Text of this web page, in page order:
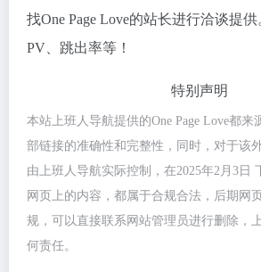
找One Page Love的站长进行洽谈提供
PV、跳出率等！
特别声明
本站上班人导航提供的One Page Love都
部链接的准确性和完整性，同时，对于该
由上班人导航实际控制，在2025年2月3日
网页上的内容，都属于合规合法，后期网
规，可以直接联系网站管理员进行删除，
何责任。